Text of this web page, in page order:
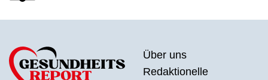
Über uns
Redaktionelle